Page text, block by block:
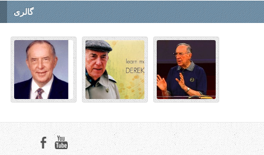
گالری